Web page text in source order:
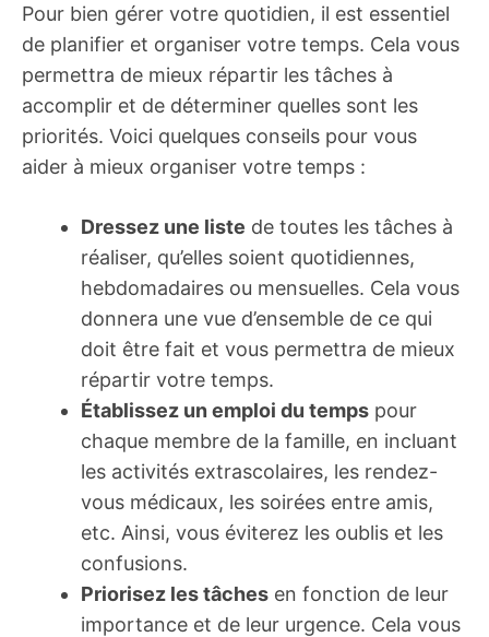
Pour bien gérer votre quotidien, il est essentiel
de planifier et organiser votre temps. Cela vous
permettra de mieux répartir les tâches à
accomplir et de déterminer quelles sont les
priorités. Voici quelques conseils pour vous
aider à mieux organiser votre temps :
Dressez une liste de toutes les tâches à
réaliser, qu’elles soient quotidiennes,
hebdomadaires ou mensuelles. Cela vous
donnera une vue d’ensemble de ce qui
doit être fait et vous permettra de mieux
répartir votre temps.
Établissez un emploi du temps pour
chaque membre de la famille, en incluant
les activités extrascolaires, les rendez-
vous médicaux, les soirées entre amis,
etc. Ainsi, vous éviterez les oublis et les
confusions.
Priorisez les tâches en fonction de leur
importance et de leur urgence. Cela vous